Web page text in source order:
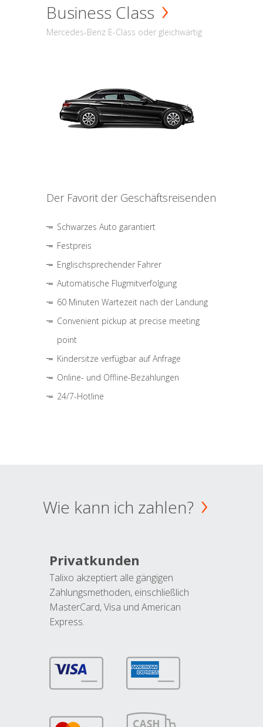
Business Class
Mercedes-Benz E-Class oder gleichwärtig
Der Favorit der Geschäftsreisenden
Schwarzes Auto garantiert
Festpreis
Englischsprechender Fahrer
Automatische Flugmitverfolgung
60 Minuten Wartezeit nach der Landung
Convenient pickup at precise meeting
point
Kindersitze verfügbar auf Anfrage
Online- und Offline-Bezahlungen
24/7-Hotline
Wie kann ich zahlen?
Privatkunden
Talixo akzeptiert alle gängigen
Zahlungsmethoden, einschließlich
MasterCard, Visa und American
Express.